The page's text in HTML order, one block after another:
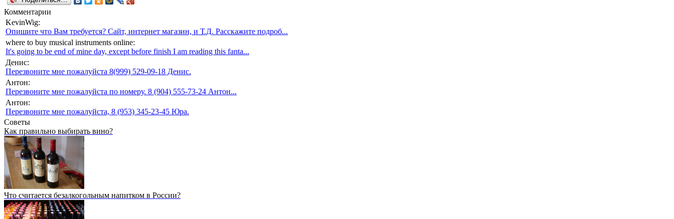
Комментарии
KevinWig:
Опишите что Вам требуется? Сайт, интернет магазин, и Т.Д. Расскажите подроб...
where to buy musical instruments online:
It's going to be end of mine day, except before finish I am reading this fanta...
Денис:
Перезвоните мне пожалуйста 8(999) 529-09-18 Денис.
Антон:
Перезвоните мне пожалуйста по номеру. 8 (904) 555-73-24 Антон...
Антон:
Перезвоните мне пожалуйста, 8 (953) 345-23-45 Юра.
Советы
Как правильно выбирать вино?
Что считается безалкогольным напитком в России?